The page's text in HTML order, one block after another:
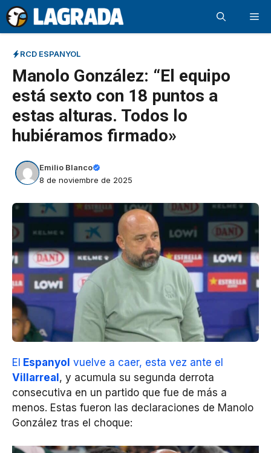
Saltar
al
contenido
RCD ESPANYOL
Manolo González: “El equipo
está sexto con 18 puntos a
estas alturas. Todos lo
hubiéramos firmado»
Emilio Blanco
8 de noviembre de 2025
El Espanyol vuelve a caer, esta vez ante el
Villarreal, y acumula su segunda derrota
consecutiva en un partido que fue de más a
menos. Estas fueron las declaraciones de Manolo
González tras el choque: